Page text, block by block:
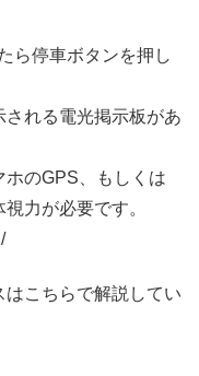
ら停車ボタンを押し
れる電光掲示板があ
のGPS、もしくは
力が必要です。
こちらで解説してい